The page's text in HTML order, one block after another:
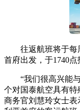
往返航班将于每周
首府出发，于1740点
“我们很高兴能与
个对国泰航空具有特
商务官刘慧玲女士表